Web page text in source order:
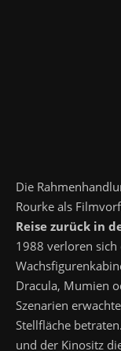
Die
Rourke als
Reise zurück in
1988 verloren sich
Dracula, Mumien
Szenarien
Stellfläche
und der Kinositz